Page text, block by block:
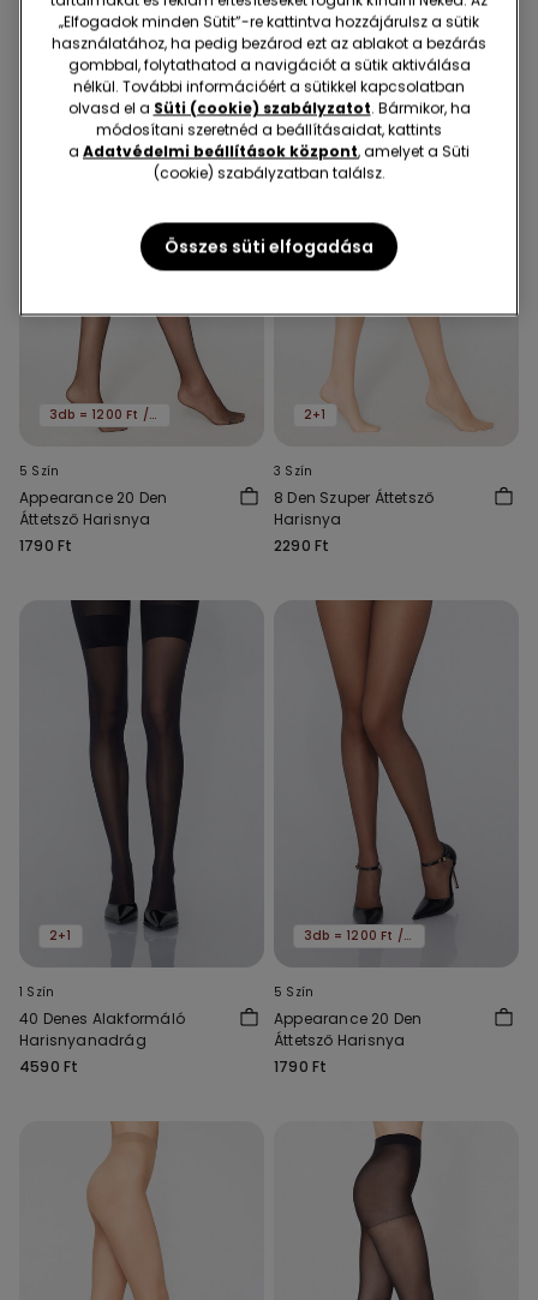
1790 Ft
2990 Ft
3db = 1200 Ft / db
5 Szín
Appearance 20 Den
Áttetsző Harisnya
1790 Ft
2+1
3 Szín
8 Den Szuper Áttetsző
Harisnya
2290 Ft
2+1
1 Szín
40 Denes Alakformáló
Harisnyanadrág
4590 Ft
3db = 1200 Ft / db
5 Szín
Appearance 20 Den
Áttetsző Harisnya
1790 Ft
„Elfogadok minden Sütit”-re kattintva hozzájárulsz a sütik
használatához, ha pedig bezárod ezt az ablakot a bezárás
gombbal, folytathatod a navigációt a sütik aktiválása
nélkül. További információért a sütikkel kapcsolatban
olvasd el a Süti (cookie) szabályzatot. Bármikor, ha
módosítani szeretnéd a beállításaidat, kattints
a Adatvédelmi beállítások központ, amelyet a Süti
(cookie) szabályzatban találsz.
Összes süti elfogadása